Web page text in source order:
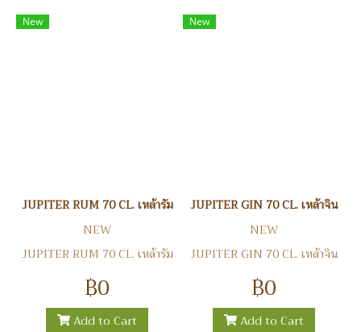
New
JUPITER RUM 70 CL. เหล้ารัม
NEW
JUPITER RUM 70 CL. เหล้ารัม
฿0
Add to Cart
New
JUPITER GIN 70 CL. เหล้าจิน
NEW
JUPITER GIN 70 CL. เหล้าจิน
฿0
Add to Cart